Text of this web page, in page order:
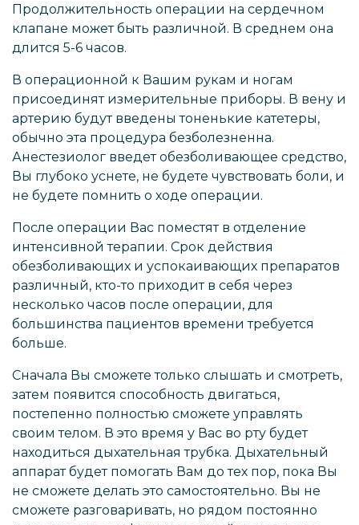
Продолжительность операции на сердечном
клапане может быть различной. В среднем она
длится 5-6 часов.
В операционной к Вашим рукам и ногам
присоединят измерительные приборы. В вену и
артерию будут введены тоненькие катетеры,
обычно эта процедура безболезненна.
Анестезиолог введет обезболивающее средство,
Вы глубоко уснете, не будете чувствовать боли, и
не будете помнить о ходе операции.
После операции Вас поместят в отделение
интенсивной терапии. Срок действия
обезболивающих и успокаивающих препаратов
различный, кто-то приходит в себя через
несколько часов после операции, для
большинства пациентов времени требуется
больше.
Сначала Вы сможете только слышать и смотреть,
затем появится способность двигаться,
постепенно полностью сможете управлять
своим телом. В это время у Вас во рту будет
находиться дыхательная трубка. Дыхательный
аппарат будет помогать Вам до тех пор, пока Вы
не сможете делать это самостоятельно. Вы не
сможете разговаривать, но рядом постоянно